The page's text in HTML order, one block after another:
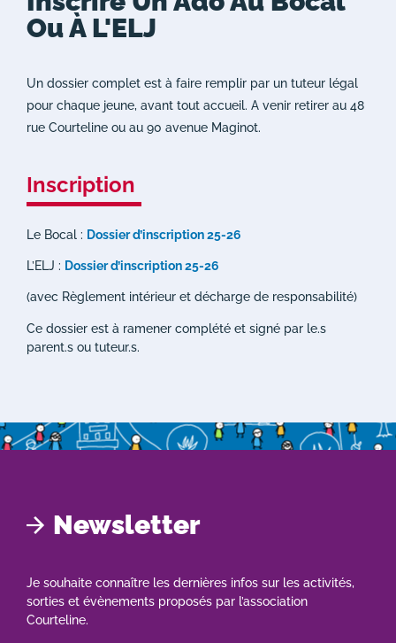
Ou À L'ELJ
Un dossier complet est à faire remplir par un tuteur légal
pour chaque jeune, avant tout accueil. A venir retirer au 48
rue Courteline ou au 90 avenue Maginot.
Inscription
Le Bocal : Dossier d’inscription 25-26
L’ELJ : Dossier d’inscription 25-26
(avec Règlement intérieur et décharge de responsabilité)
Ce dossier est à ramener complété et signé par le.s
parent.s ou tuteur.s.
Newsletter
Je souhaite connaître les dernières infos sur les activités,
sorties et évènements proposés par l’association
Courteline.